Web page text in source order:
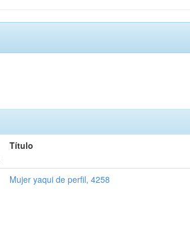
Título
Mujer yaqui de perfil, 4258